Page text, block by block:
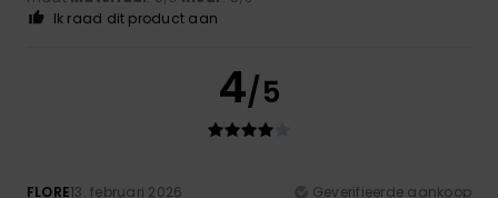
Ik raad dit product aan
4/5
FLORE13. februari 2026
Geverifieerde aankoop